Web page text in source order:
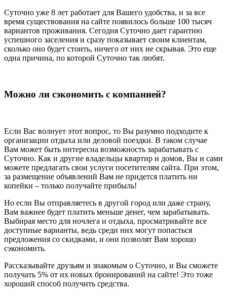
Суточно уже 8 лет работает для Вашего удобства, и за все
время существования на сайте появилось больше 100 тысяч
вариантов проживания. Сегодня Суточно дает гарантию
успешного заселения и сразу показывает своим клиентам,
сколько оно будет стоить, ничего от них не скрывая. Это еще
одна причина, по которой Суточно так любят.
Можно ли сэкономить с компанией?
Если Вас волнует этот вопрос, то Вы разумно подходите к
организации отдыха или деловой поездки. В таком случае
Вам может быть интересна возможность зарабатывать с
Суточно. Как и другие владельцы квартир и домов, Вы и сами
можете предлагать свои услуги посетителям сайта. При этом,
за размещение объявлений Вам не придется платить ни
копейки – только получайте прибыль!
Но если Вы отправляетесь в другой город или даже страну,
Вам важнее будет платить меньше денег, чем зарабатывать.
Выбирая место для ночлега и отдыха, просматривайте все
доступные варианты, ведь среди них могут попасться
предложения со скидками, и они позволят Вам хорошо
сэкономить.
Рассказывайте друзьям и знакомым о Суточно, и Вы сможете
получать 5% от их новых бронирований на сайте! Это тоже
хороший способ получить средства.